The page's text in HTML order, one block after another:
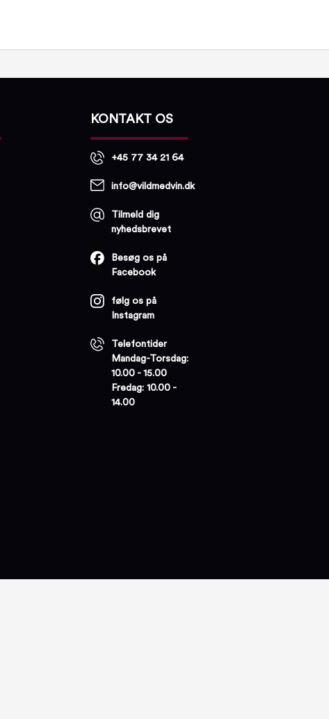
KONTAKT OS
+45 77 34 21 64
info@vildmedvin.dk
Tilmeld dig
nyhedsbrevet
Besøg os på
Facebook
følg os på
Instagram
Telefontider
Mandag-Torsdag:
10.00 - 15.00
Fredag: 10.00 -
14.00